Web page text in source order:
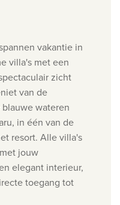
vakantie in
villa's met een
zicht
van de
wateren
in één van de
resort. Alle villa's
jouw
elegant interieur,
toegang tot